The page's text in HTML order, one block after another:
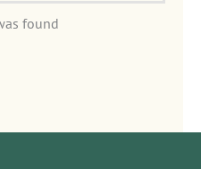
found